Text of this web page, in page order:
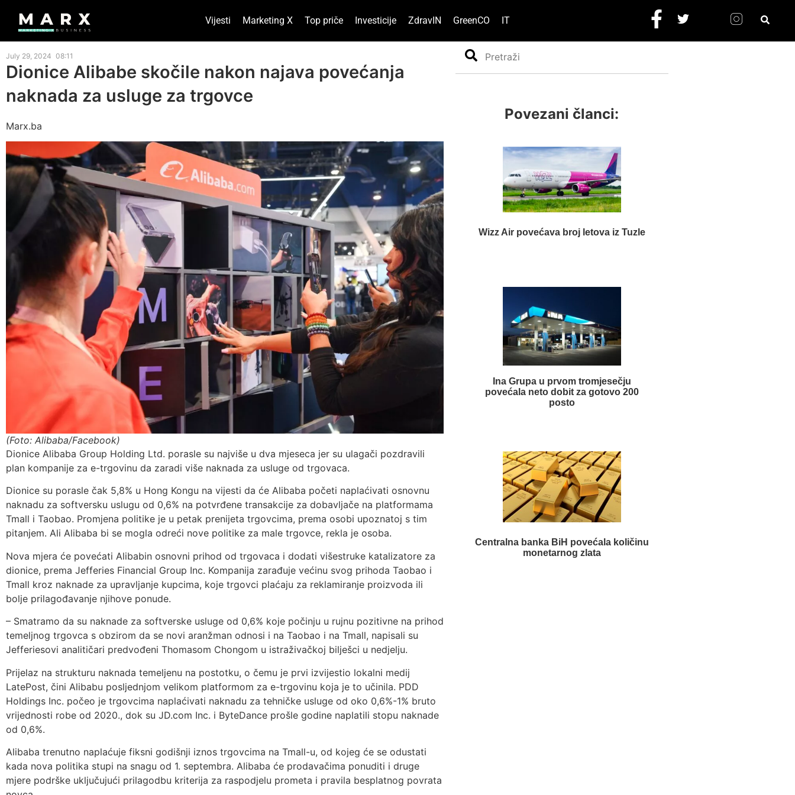
Vijesti Marketing X Top priče Investicije ZdravIN GreenCO IT
July 29, 2024 08:11
Dionice Alibabe skočile nakon najava povećanja
naknada za usluge za trgovce
Marx.ba
(Foto: Alibaba/Facebook)
Dionice Alibaba Group Holding Ltd. porasle su najviše u dva mjeseca jer su ulagači pozdravili
plan kompanije za e-trgovinu da zaradi više naknada za usluge od trgovaca.
Dionice su porasle čak 5,8% u Hong Kongu na vijesti da će Alibaba početi naplaćivati osnovnu
naknadu za softversku uslugu od 0,6% na potvrđene transakcije za dobavljače na platformama
Tmall i Taobao. Promjena politike je u petak prenijeta trgovcima, prema osobi upoznatoj s tim
pitanjem. Ali Alibaba bi se mogla odreći nove politike za male trgovce, rekla je osoba.
Nova mjera će povećati Alibabin osnovni prihod od trgovaca i dodati višestruke katalizatore za
dionice, prema Jefferies Financial Group Inc. Kompanija zarađuje većinu svog prihoda Taobao i
Tmall kroz naknade za upravljanje kupcima, koje trgovci plaćaju za reklamiranje proizvoda ili
bolje prilagođavanje njihove ponude.
– Smatramo da su naknade za softverske usluge od 0,6% koje počinju u rujnu pozitivne na prihod
temeljnog trgovca s obzirom da se novi aranžman odnosi i na Taobao i na Tmall, napisali su
Jefferiesovi analitičari predvođeni Thomasom Chongom u istraživačkoj bilješci u nedjelju.
Prijelaz na strukturu naknada temeljenu na postotku, o čemu je prvi izvijestio lokalni medij
LatePost, čini Alibabu posljednjom velikom platformom za e-trgovinu koja je to učinila. PDD
Holdings Inc. počeo je trgovcima naplaćivati naknadu za tehničke usluge od oko 0,6%-1% bruto
vrijednosti robe od 2020., dok su JD.com Inc. i ByteDance prošle godine naplatili stopu naknade
od 0,6%.
Alibaba trenutno naplaćuje fiksni godišnji iznos trgovcima na Tmall-u, od kojeg će se odustati
kada nova politika stupi na snagu od 1. septembra. Alibaba će prodavačima ponuditi i druge
mjere podrške uključujući prilagodbu kriterija za raspodjelu prometa i pravila besplatnog povrata
Search
Povezani članci:
Wizz Air povećava broj letova iz Tuzle
Ina Grupa u prvom tromjesečju
povećala neto dobit za gotovo 200
posto
Centralna banka BiH povećala količinu
monetarnog zlata